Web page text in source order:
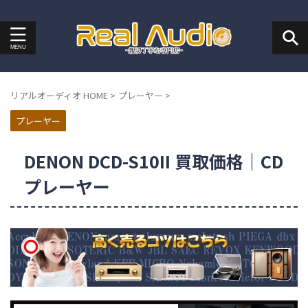
リアルオーディオ HOME > プレーヤー >
プレーヤー
DENON DCD-S10II 買取価格｜CD
プレーヤー